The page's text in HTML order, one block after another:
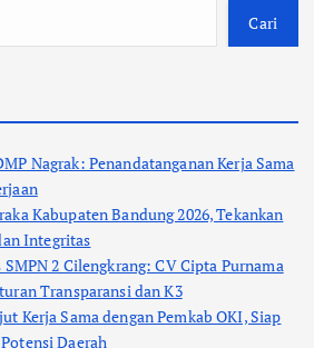
Cari
Nagrak: Penandatanganan Kerja Sama
Kabupaten Bandung 2026, Tekankan
Integritas
2 Cilengkrang: CV Cipta Purnama
Transparansi dan K3
Kerja Sama dengan Pemkab OKI, Siap
Daerah